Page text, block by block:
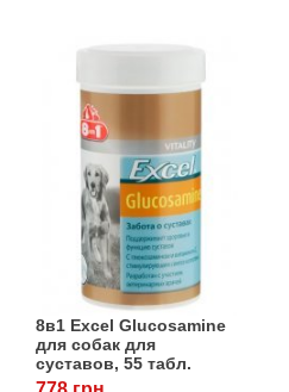
8в1 Excel Glucosamine
для собак для
суставов, 55 табл.